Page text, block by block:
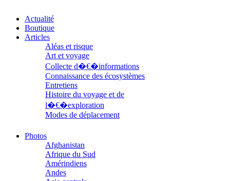
Buiron Daphné
Busquet Gérard
Cagnat René
Calonne Marc-Antoine
Calvez Tangi
Cann Typhaine
Carbonnaux Stéphan
Caritey Rémi
Carrau Noak
Caufriez Anne
Chérel Guillaume
Chambost Germain
Chapuis Amandine
Chastel Marie
Chaud Marianne
Chenot Philippe
Chicurel Arnaud
Clémenceau Adrien
Actualité
Boutique
Articles
Aléas et risque
Art et voyage
Collecte d�€�informations
Connaissance des écosystèmes
Entretiens
Histoire du voyage et de
l�€�exploration
Modes de déplacement
Parcours choisis
Patrimoine
Petite ethnographie
Portraits
Questions de survie
Réflexions
Photos
Afghanistan
Afrique du Sud
Amérindiens
Andes